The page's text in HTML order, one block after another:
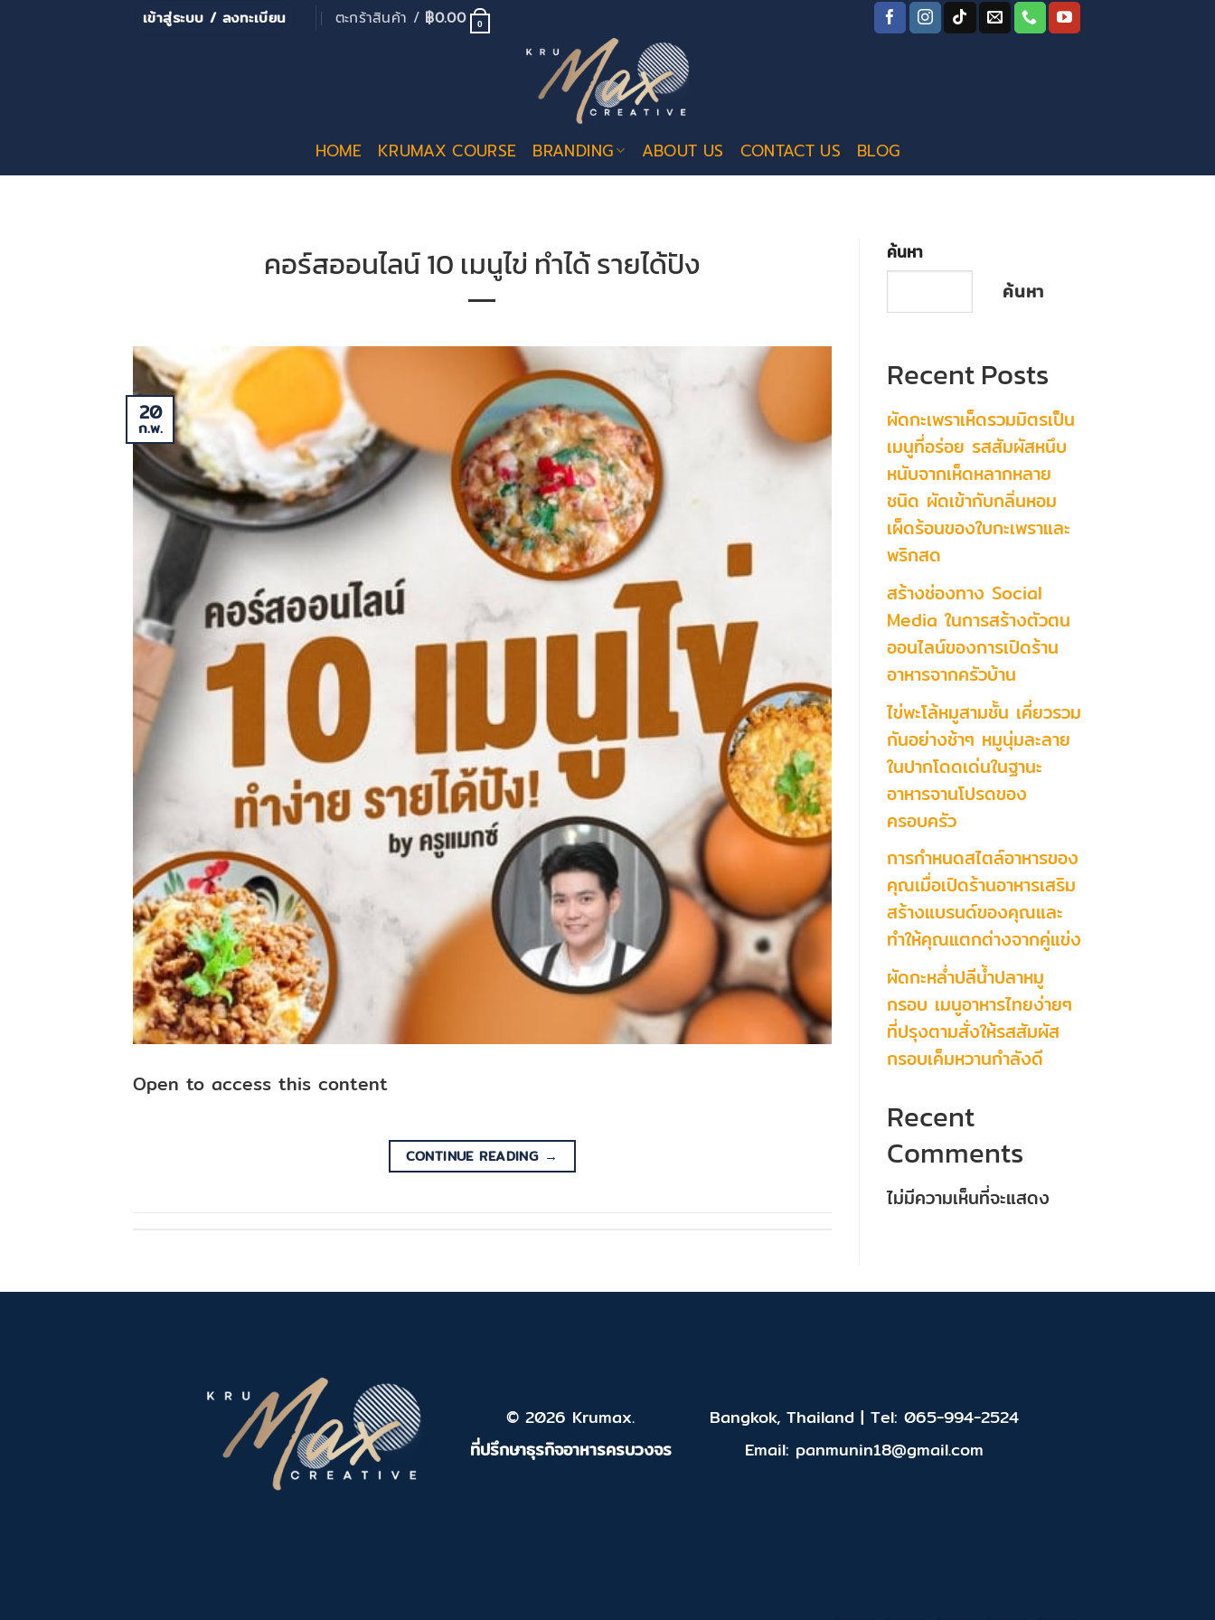
เข้าสู่ระบบ / ลงทะเบียน ตะกร้าสินค้า / ฿0.00 0
HOME KRUMAX COURSE BRANDING ABOUT US CONTACT US BLOG
คอร์สออนไลน์ 10 เมนูไข่ ทำได้ รายได้ปัง
20
ก.พ.
Open to access this content
CONTINUE READING →
ค้นหา
ค้นหา
Recent Posts
ผัดกะเพราเห็ดรวมมิตรเป็น
เมนูที่อร่อย รสสัมผัสหนึบ
หนับจากเห็ดหลากหลาย
ชนิด ผัดเข้ากับกลิ่นหอม
เผ็ดร้อนของใบกะเพราและ
พริกสด
สร้างช่องทาง Social
Media ในการสร้างตัวตน
ออนไลน์ของการเปิดร้าน
อาหารจากครัวบ้าน
ไข่พะโล้หมูสามชั้น เคี่ยวรวม
กันอย่างช้าๆ หมูนุ่มละลาย
ในปากโดดเด่นในฐานะ
อาหารจานโปรดของ
ครอบครัว
การกำหนดสไตล์อาหารของ
คุณเมื่อเปิดร้านอาหารเสริม
สร้างแบรนด์ของคุณและ
ทำให้คุณแตกต่างจากคู่แข่ง
ผัดกะหล่ำปลีน้ำปลาหมู
กรอบ เมนูอาหารไทยง่ายๆ
ที่ปรุงตามสั่งให้รสสัมผัส
กรอบเค็มหวานกำลังดี
Recent
Comments
ไม่มีความเห็นที่จะแสดง
© 2026 Krumax.
ที่ปรึกษาธุรกิจอาหารครบวงจร
Bangkok, Thailand | Tel: 065-994-2524
Email: panmunin18@gmail.com